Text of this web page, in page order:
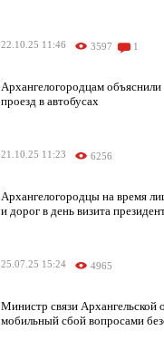
22.10.25 11:46 3597 1
Архангелогородцам объяснили
проезд в автобусах
21.10.25 11:23 6256
Архангелогородцы на время
и дорог в день визита
25.07.25 15:24 4965
Министр связи Архангельской
мобильный сбой вопросами